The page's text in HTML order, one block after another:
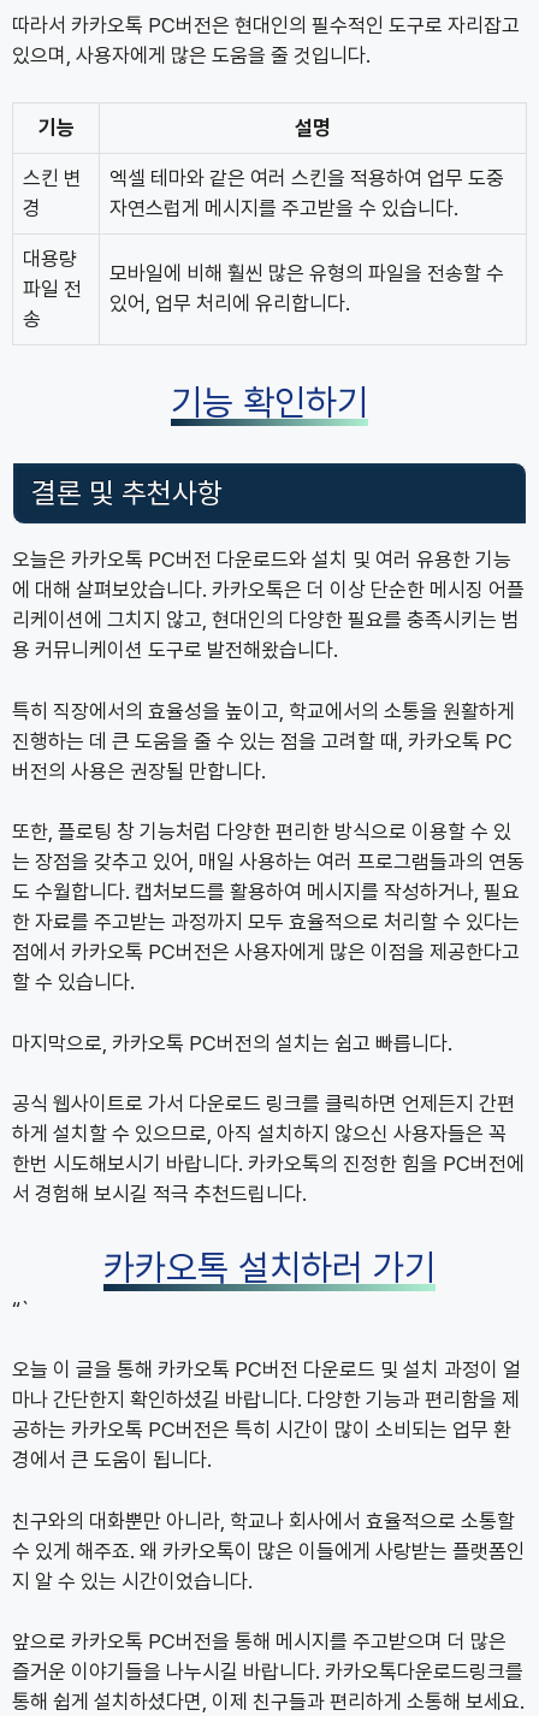
따라서 카카오톡 PC버전은 현대인의 필수적인 도구로 자리잡고
있으며, 사용자에게 많은 도움을 줄 것입니다.
기능 설명
스킨 변
경
엑셀 테마와 같은 여러 스킨을 적용하여 업무 도중
자연스럽게 메시지를 주고받을 수 있습니다.
대용량
파일 전
송
모바일에 비해 훨씬 많은 유형의 파일을 전송할 수
있어, 업무 처리에 유리합니다.
기능 확인하기
결론 및 추천사항
오늘은 카카오톡 PC버전 다운로드와 설치 및 여러 유용한 기능
에 대해 살펴보았습니다. 카카오톡은 더 이상 단순한 메시징 어플
리케이션에 그치지 않고, 현대인의 다양한 필요를 충족시키는 범
용 커뮤니케이션 도구로 발전해왔습니다.
특히 직장에서의 효율성을 높이고, 학교에서의 소통을 원활하게
진행하는 데 큰 도움을 줄 수 있는 점을 고려할 때, 카카오톡 PC
버전의 사용은 권장될 만합니다.
또한, 플로팅 창 기능처럼 다양한 편리한 방식으로 이용할 수 있
는 장점을 갖추고 있어, 매일 사용하는 여러 프로그램들과의 연동
도 수월합니다. 캡처보드를 활용하여 메시지를 작성하거나, 필요
한 자료를 주고받는 과정까지 모두 효율적으로 처리할 수 있다는
점에서 카카오톡 PC버전은 사용자에게 많은 이점을 제공한다고
할 수 있습니다.
마지막으로, 카카오톡 PC버전의 설치는 쉽고 빠릅니다.
공식 웹사이트로 가서 다운로드 링크를 클릭하면 언제든지 간편
하게 설치할 수 있으므로, 아직 설치하지 않으신 사용자들은 꼭
한번 시도해보시기 바랍니다. 카카오톡의 진정한 힘을 PC버전에
서 경험해 보시길 적극 추천드립니다.
카카오톡 설치하러 가기
“`
오늘 이 글을 통해 카카오톡 PC버전 다운로드 및 설치 과정이 얼
마나 간단한지 확인하셨길 바랍니다. 다양한 기능과 편리함을 제
공하는 카카오톡 PC버전은 특히 시간이 많이 소비되는 업무 환
경에서 큰 도움이 됩니다.
친구와의 대화뿐만 아니라, 학교나 회사에서 효율적으로 소통할
수 있게 해주죠. 왜 카카오톡이 많은 이들에게 사랑받는 플랫폼인
지 알 수 있는 시간이었습니다.
앞으로 카카오톡 PC버전을 통해 메시지를 주고받으며 더 많은
즐거운 이야기들을 나누시길 바랍니다. 카카오톡다운로드링크를
통해 쉽게 설치하셨다면, 이제 친구들과 편리하게 소통해 보세요.